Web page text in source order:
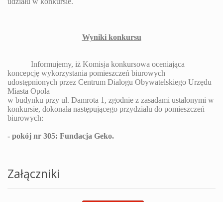
Wyniki konkursu
Informujemy, iż Komisja konkursowa oceniająca
koncepcję wykorzystania pomieszczeń biurowych
udostępnionych przez Centrum Dialogu Obywatelskiego Urzędu
Miasta Opola
w budynku przy ul. Damrota 1, zgodnie z zasadami ustalonymi w
konkursie, dokonała następującego przydziału do pomieszczeń
biurowych:
- pokój nr 305: Fundacja Geko.
Załączniki